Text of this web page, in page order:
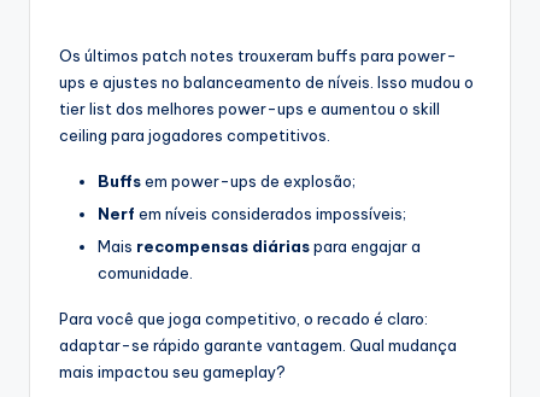
Os últimos patch notes trouxeram buffs para power-
ups e ajustes no balanceamento de níveis. Isso mudou o
tier list dos melhores power-ups e aumentou o skill
ceiling para jogadores competitivos.
Buffsem power-ups de explosão;
Nerf em níveis considerados impossíveis;
Mais recompensas diáriaspara engajar a
comunidade.
Para você que joga competitivo, o recado é claro:
adaptar-se rápido garante vantagem. Qual mudança
mais impactou seu gameplay?